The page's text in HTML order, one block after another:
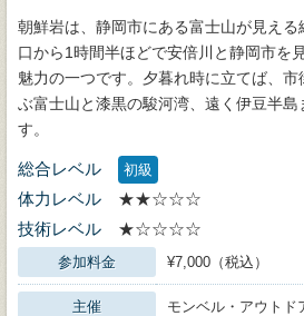
朝鮮岩は、静岡市にある富士山が見え
口から1時間半ほどで安倍川と静岡市を
魅力の一つです。夕暮れ時に立てば、
ぶ富士山と漆黒の駿河湾、遠く伊豆半島
す。
総合レベル 初級
体力レベル
★★☆☆☆
技術レベル
★☆☆☆☆
参加料金 ¥7,000（税込）
主催 モンベル・アウトド